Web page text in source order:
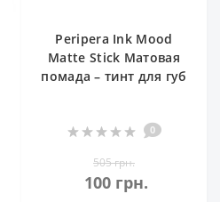
Peripera Ink Mood
Matte Stick Матовая
помада – тинт для губ
0
505 грн.
100 грн.